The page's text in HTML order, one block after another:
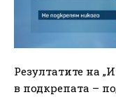
Резултатите на
в подкрепата –